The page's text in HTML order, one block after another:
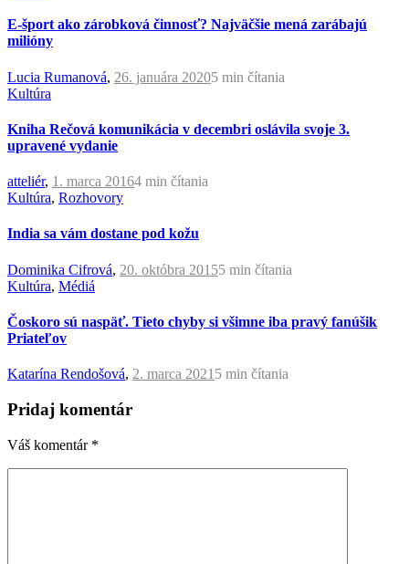
E-šport ako zárobková činnosť? Najväčšie mená zarábajú
milióny
Lucia Rumanová, 26. januára 20205 min čítania
Kultúra
Kniha Rečová komunikácia v decembri oslávila svoje 3.
upravené vydanie
atteliér, 1. marca 20164 min čítania
Kultúra, Rozhovory
India sa vám dostane pod kožu
Dominika Cifrová, 20. októbra 20155 min čítania
Kultúra, Médiá
Čoskoro sú naspäť. Tieto chyby si všimne iba pravý fanúšik
Priateľov
Katarína Rendošová, 2. marca 2021 5 min čítania
Pridaj komentár
Váš komentár *